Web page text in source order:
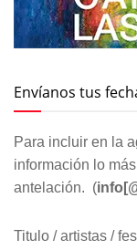
Envíanos tus
Para incluir en la
información lo
antelación. (
Titulo / artistas /